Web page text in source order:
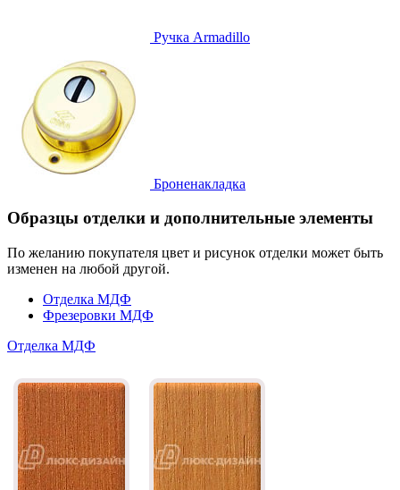
Ручка Armadillo
Броненакладка
Образцы отделки и дополнительные элементы
По желанию покупателя цвет и рисунок отделки может быть
изменен на любой другой.
Отделка МДФ
Фрезеровки МДФ
Отделка МДФ